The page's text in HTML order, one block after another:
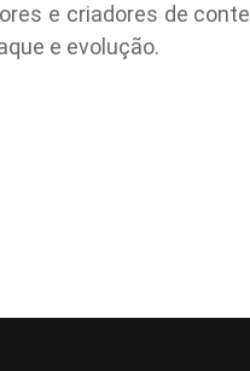
e criadores de
e evolução.